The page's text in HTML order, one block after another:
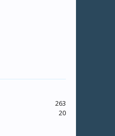
263
20